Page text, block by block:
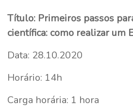
Título: Primeiros passos
científica: como realizar um
Data: 28.10.2020
Horário: 14h
Carga horária: 1 hora